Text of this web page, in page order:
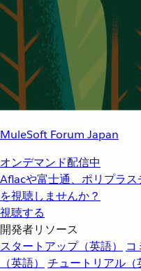
MuleSoft Forum Japan
オンデマンド配信中
Aflacや富士通、ポリプラ
を視聴しませんか？
視聴する
開発者リソース
スタートアップ（英語）
コ
（英語）
チュートリアル（